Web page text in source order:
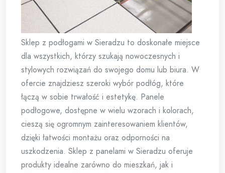
Sklep z podłogami w Sieradzu to doskonałe miejsce
dla wszystkich, którzy szukają nowoczesnych i
stylowych rozwiązań do swojego domu lub biura. W
ofercie znajdziesz szeroki wybór podłóg, które
łączą w sobie trwałość i estetykę. Panele
podłogowe, dostępne w wielu wzorach i kolorach,
cieszą się ogromnym zainteresowaniem klientów,
dzięki łatwości montażu oraz odporności na
uszkodzenia. Sklep z panelami w Sieradzu oferuje
produkty idealne zarówno do mieszkań, jak i